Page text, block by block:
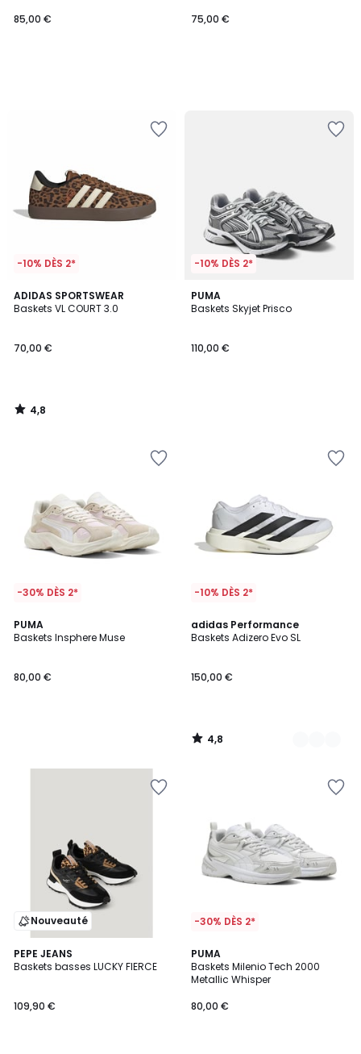
85,00 €
75,00 €
-10% DÈS 2*
ADIDAS SPORTSWEAR
Baskets VL COURT 3.0
70,00 €
4,8
/ 5
4,8
/
-10% DÈS 2*
PUMA
Baskets Skyjet Prisco
110,00 €
-30% DÈS 2*
PUMA
Baskets Insphere Muse
80,00 €
-10% DÈS 2*
adidas Performance
Baskets Adizero Evo SL
150,00 €
4,8
/ 5
2
Couleurs
4,8
/
Nouveauté
PEPE JEANS
Baskets basses LUCKY FIERCE
109,90 €
-30% DÈS 2*
PUMA
Baskets Milenio Tech 2000
Metallic Whisper
80,00 €
2
Couleurs